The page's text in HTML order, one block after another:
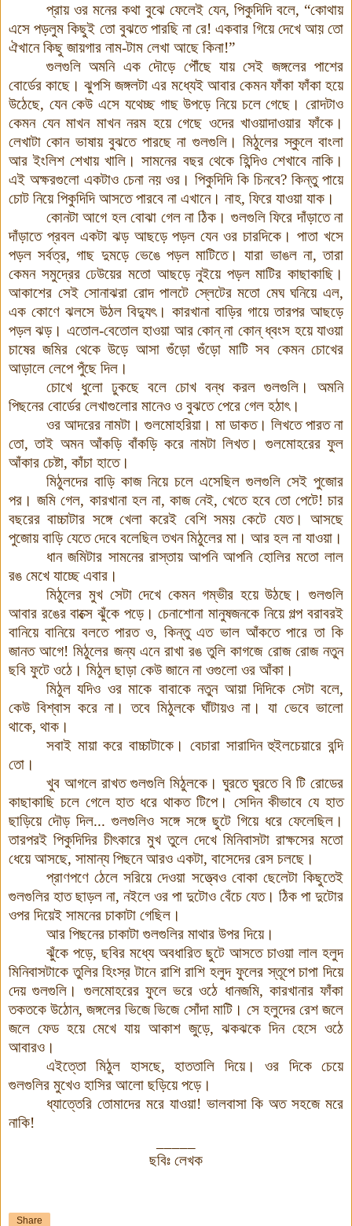
প্রায় ওর মনের কথা বুঝে ফেলেই যেন, পিকুদিদি বলে, “কোথায়
এসে পড়লুম কিছুই তো বুঝতে পারছি না রে!একবার গিয়ে দেখে আয় তো
ঐখানে কিছু জায়গার নাম-টাম লেখা আছে কিনা!”
গুলগুলি অমনি এক দৌড়ে পৌঁছে যায় সেই জঙ্গলের পাশের
বোর্ডের কাছে । ঝুপসি জঙ্গলটা এর মধ্যেই আবার কেমন ফাঁকা ফাঁকা হয়ে
উঠেছে, যেন কেউ এসে যথেচ্ছ গাছ উপড়ে নিয়ে চলে গেছে । রোদটাও
কেমন যেন মাখন মাখন নরম হয়ে গেছে ওদের খাওয়াদাওয়ার ফাঁকে ।
লেখাটা কোন ভাষায় বুঝতে পারছে না গুলগুলি। মিঠুলের স্কুলে বাংলা
আর ইংলিশ শেখায় খালি । সামনের বছর থেকে হিন্দিও শেখাবে নাকি ।
এই অক্ষরগুলো একটাও চেনা নয় ওর । পিকুদিদি কি চিনবে? কিন্তু পায়ে
চোট নিয়ে পিকুদিদি আসতে পারবে না এখানে। নাহ, ফিরে যাওয়া যাক ।
কোনটা আগে হল বোঝা গেল না ঠিক । গুলগুলি ফিরে দাঁড়াতে না
দাঁড়াতে প্রবল একটা ঝড় আছড়ে পড়ল যেন ওর চারদিকে । পাতা খসে
পড়ল সর্বত্র,গাছ দুমড়ে ভেঙে পড়ল মাটিতে। যারা ভাঙল না,তারা
কেমন সমুদ্রের ঢেউয়ের মতো আছড়ে নুইয়ে পড়ল মাটির কাছাকাছি ।
আকাশের সেই সোনাঝরা রোদ পালটে স্লেটের মতো মেঘ ঘনিয়ে এল,
এক কোণে ঝলসে উঠল বিদ্যুৎ। কারখানা বাড়ির গায়ে তারপর আছড়ে
পড়ল ঝড়। এতোল-বেতোল হাওয়া আর কোন্না কোন্ধ্বংস হয়ে যাওয়া
চাষের জমির থেকে উড়ে আসা গুঁড়ো গুঁড়ো মাটি সব কেমন চোখের
আড়ালে লেপে পুঁছে দিল ।
চোখে ধুলো ঢুকছে বলে চোখ বন্ধ করল গুলগুলি। অমনি
পিছনের বোর্ডের লেখাগুলোর মানেও ও বুঝতে পেরে গেল হঠাৎ।
ওর আদরের নামটা । গুলমোহরিয়া। মা ডাকত। লিখতে পারত না
তো, তাই অমন আঁকড়ি বাঁকড়ি করে নামটা লিখত। গুলমোহরের ফুল
আঁকার চেষ্টা, কাঁচা হাতে।
মিঠুলদের বাড়ি কাজ নিয়ে চলে এসেছিল গুলগুলি সেই পুজোর
পর। জমি গেল, কারখানা হল না, কাজ নেই, খেতে হবে তো পেটে! চার
বছরের বাচ্চাটার সঙ্গে খেলা করেই বেশি সময় কেটে যেত। আসছে
পুজোয় বাড়ি যেতে দেবে বলেছিল তখন মিঠুলের মা। আর হল না যাওয়া।
ধান জমিটার সামনের রাস্তায় আপনি আপনি হোলির মতো লাল
রঙ মেখে যাচ্ছে এবার।
মিঠুলের মুখ সেটা দেখে কেমন গম্ভীর হয়ে উঠছে । গুলগুলি
আবার রঙের বাক্সে ঝুঁকে পড়ে। চেনাশোনা মানুষজনকে নিয়ে গল্প বরাবরই
বানিয়ে বানিয়ে বলতে পারত ও, কিন্তু এত ভাল আঁকতে পারে তা কি
জানত আগে! মিঠুলের জন্য এনে রাখা রঙ তুলি কাগজে রোজ রোজ নতুন
ছবি ফুটে ওঠে। মিঠুল ছাড়া কেউ জানে না ওগুলো ওর আঁকা।
মিঠুল যদিও ওর মাকে বাবাকে নতুন আয়া দিদিকে সেটা বলে,
কেউ বিশ্বাস করে না। তবে মিঠুলকে ঘাঁটায়ও না। যা ভেবে ভালো
থাকে, থাক ।
সবাই মায়া করে বাচ্চাটাকে। বেচারা সারাদিন হুইলচেয়ারে বন্দি
তো।
খুব আগলে রাখত গুলগুলি মিঠুলকে। ঘুরতে ঘুরতে বি টি রোডের
কাছাকাছি চলে গেলে হাত ধরে থাকত টিপে। সেদিন কীভাবে যে হাত
ছাড়িয়ে দৌড় দিল... গুলগুলিও সঙ্গে সঙ্গে ছুটে গিয়ে ধরে ফেলেছিল।
তারপরই পিকুদিদির চীৎকারে মুখ তুলে দেখে মিনিবাসটা রাক্ষসের মতো
ধেয়ে আসছে, সামান্য পিছনে আরও একটা, বাসেদের রেস চলছে।
প্রাণপণে ঠেলে সরিয়ে দেওয়া সত্ত্বেও বোকা ছেলেটা কিছুতেই
গুলগুলির হাত ছাড়ল না, নইলে ওর পা দুটোও বেঁচে যেত। ঠিক পা দুটোর
ওপর দিয়েই সামনের চাকাটা গেছিল।
আর পিছনের চাকাটা গুলগুলির মাথার উপর দিয়ে।
ঝুঁকে পড়ে, ছবির মধ্যে অবধারিত ছুটে আসতে চাওয়া লাল হলুদ
মিনিবাসটাকে তুলির হিংস্র টানে রাশি রাশি হলুদ ফুলের স্তূপে চাপা দিয়ে
দেয় গুলগুলি। গুলমোহরের ফুলে ভরে ওঠে ধানজমি, কারখানার ফাঁকা
তকতকে উঠোন, জঙ্গলের ভিজে ভিজে সোঁদা মাটি। সে হলুদের রেশ জলে
জলে ফেড হয়ে মেখে যায় আকাশ জুড়ে, ঝকঝকে দিন হেসে ওঠে
আবারও।
এইত্তো মিঠুল হাসছে, হাততালি দিয়ে। ওর দিকে চেয়ে
গুলগুলির মুখেও হাসির আলো ছড়িয়ে পড়ে।
ধ্যাত্তেরি তোমাদের মরে যাওয়া! ভালবাসা কি অত সহজে মরে
নাকি!
ছবিঃ লেখক
Share